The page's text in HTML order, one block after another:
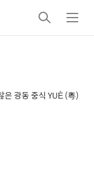
검
색
메
뉴
은 광동 중식 YUÈ (粵)